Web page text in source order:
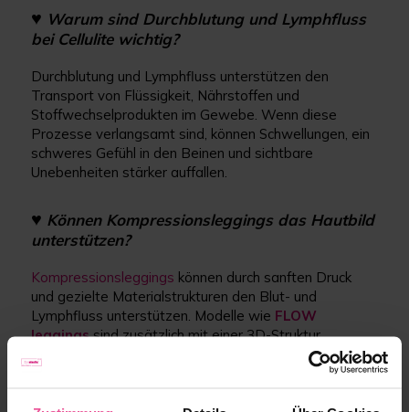
♥︎ Warum sind Durchblutung und Lymphfluss
bei Cellulite wichtig?
Durchblutung und Lymphfluss unterstützen den
Transport von Flüssigkeit, Nährstoffen und
Stoffwechselprodukten im Gewebe. Wenn diese
Prozesse verlangsamt sind, können Schwellungen, ein
schweres Gefühl in den Beinen und sichtbare
Unebenheiten stärker auffallen.
♥︎ Können Kompressionsleggings das Hautbild
unterstützen?
Kompressionsleggings können durch sanften Druck
und gezielte Materialstrukturen den Blut- und
Lymphfluss unterstützen. Modelle wie FLOW
leggingssind zusätzlich mit einer 3D-Struktur
ausgestattet, die bei Bewegung einen leichten